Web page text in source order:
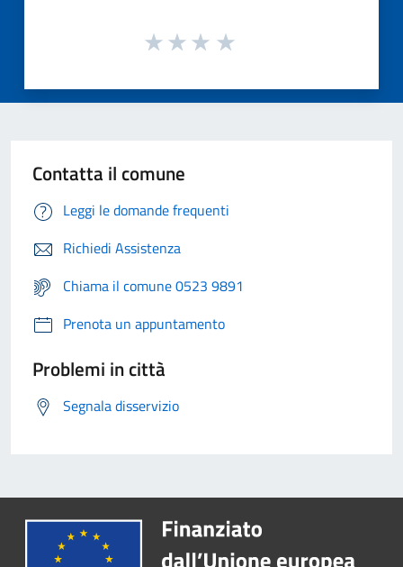
Contatta il comune
Leggi le domande frequenti
Richiedi Assistenza
Chiama il comune 0523 9891
Prenota un appuntamento
Problemi in città
Segnala disservizio